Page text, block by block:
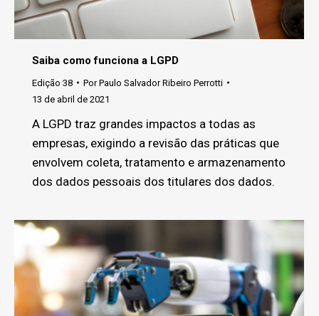
Saiba como funciona a LGPD
Edição 38 PorPaulo Salvador Ribeiro Perrotti
13 de abril de 2021
A LGPD traz grandes impactos a todas as
empresas, exigindo a revisão das práticas que
envolvem coleta, tratamento e armazenamento
dos dados pessoais dos titulares dos dados.